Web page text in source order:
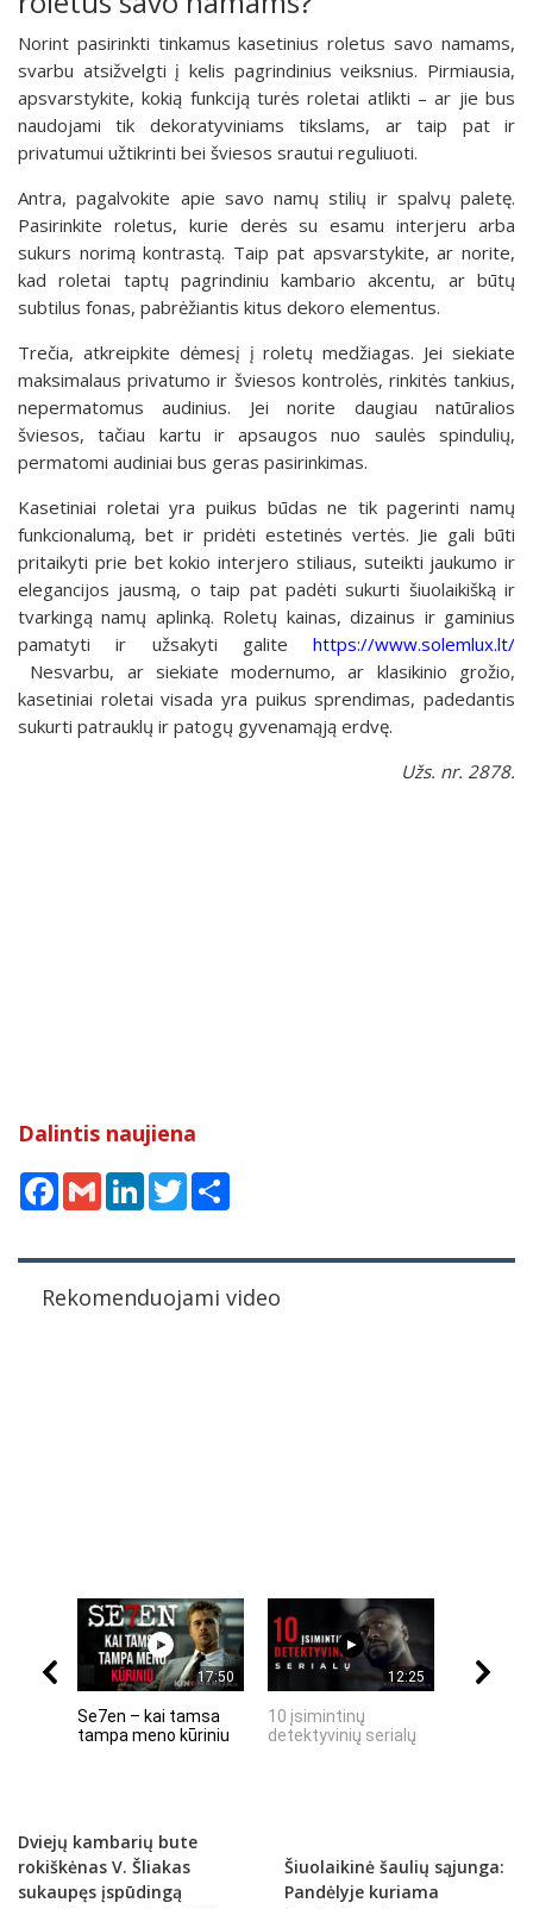
Norint pasirinkti tinkamus kasetinius roletus savo namams,
svarbu atsižvelgti į kelis pagrindinius veiksnius. Pirmiausia,
apsvarstykite, kokią funkciją turės roletai atlikti – ar jie bus
naudojami tik dekoratyviniams tikslams, ar taip pat ir
privatumui užtikrinti bei šviesos srautui reguliuoti.
Antra, pagalvokite apie savo namų stilių ir spalvų paletę.
Pasirinkite roletus, kurie derės su esamu interjeru arba
sukurs norimą kontrastą. Taip pat apsvarstykite, ar norite,
kad roletai taptų pagrindiniu kambario akcentu, ar būtų
subtilus fonas, pabrėžiantis kitus dekoro elementus.
Trečia, atkreipkite dėmesį į roletų medžiagas. Jei siekiate
maksimalaus privatumo ir šviesos kontrolės, rinkitės tankius,
nepermatomus audinius. Jei norite daugiau natūralios
šviesos, tačiau kartu ir apsaugos nuo saulės spindulių,
permatomi audiniai bus geras pasirinkimas.
Kasetiniai roletai yra puikus būdas ne tik pagerinti namų
funkcionalumą, bet ir pridėti estetinės vertės. Jie gali būti
pritaikyti prie bet kokio interjero stiliaus, suteikti jaukumo ir
elegancijos jausmą, o taip pat padėti sukurti šiuolaikišką ir
tvarkingą namų aplinką. Roletų kainas, dizainus ir gaminius
pamatyti ir užsakyti galite https://www.solemlux.lt/
Nesvarbu, ar siekiate modernumo, ar klasikinio grožio,
kasetiniai roletai visada yra puikus sprendimas, padedantis
sukurti patrauklų ir patogų gyvenamąją erdvę.
Užs. nr. 2878.
Dalintis naujiena
Facebook
Gmail LinkedInTwitter
Rekomenduojami video
17:50
Se7en – kai tamsa
tampa meno kūriniu
12:25
10 įsimintinų
detektyvinių serialų
Dviejų kambarių bute
rokiškėnas V. Šliakas
sukaupęs įspūdingą
Šiuolaikinė šaulių sąjunga:
Pandėlyje kuriama